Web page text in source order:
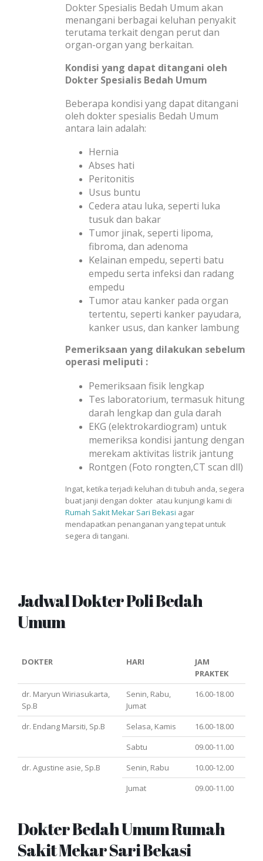
Dokter Spesialis Bedah Umum akan
menangani berbagai keluhan penyakit
terutama terkait dengan perut dan
organ-organ yang berkaitan.
Kondisi yang dapat ditangani oleh
Dokter Spesialis Bedah Umum
Beberapa kondisi yang dapat ditangani
oleh dokter spesialis Bedah Umum
antara lain adalah:
Hernia
Abses hati
Peritonitis
Usus buntu
Cedera atau luka, seperti luka
tusuk dan bakar
Tumor jinak, seperti lipoma,
fibroma, dan adenoma
Kelainan empedu, seperti batu
empedu serta infeksi dan radang
empedu
Tumor atau kanker pada organ
tertentu, seperti kanker payudara,
kanker usus, dan kanker lambung
Pemeriksaan yang dilakukan sebelum
operasi meliputi :
Pemeriksaan fisik lengkap
Tes laboratorium, termasuk hitung
darah lengkap dan gula darah
EKG (elektrokardiogram) untuk
memeriksa kondisi jantung dengan
merekam aktivitas listrik jantung
Rontgen (Foto rongten,CT scan dll)
Ingat, ketika terjadi keluhan di tubuh anda, segera
buat janji dengan dokter atau kunjungi kami di
Rumah Sakit Mekar Sari Bekasi agar
mendapatkan penanganan yang tepat untuk
segera di tangani.
Jadwal Dokter Poli Bedah
Umum
DOKTER HARI
JAM
PRAKTEK
dr. Maryun Wiriasukarta,
Sp.B
Senin, Rabu,
Jumat
16.00-18.00
dr. Endang Marsiti, Sp.B Selasa, Kamis
16.00-18.00
Sabtu
09.00-11.00
dr. Agustine asie, Sp.B
Senin, Rabu
10.00-12.00
Jumat
09.00-11.00
Dokter Bedah Umum Rumah
Sakit Mekar Sari Bekasi